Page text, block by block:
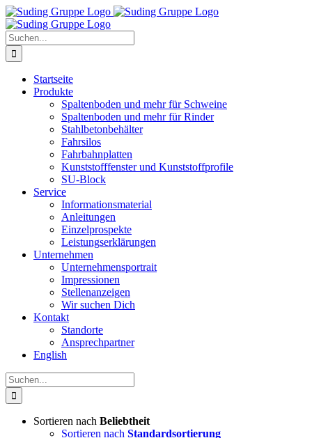
Zum
Inhalt
springen
Suche
nach:
Startseite
Produkte
Spaltenboden und mehr für Schweine
Spaltenboden und mehr für Rinder
Stahlbetonbehälter
Fahrsilos
Fahrbahnplatten
Kunststofffenster und Kunststoffprofile
SU-Block
Service
Informationsmaterial
Anleitungen
Einzelprospekte
Leistungserklärungen
Unternehmen
Unternehmensportrait
Impressionen
Stellenanzeigen
Wir suchen Dich
Kontakt
Standorte
Ansprechpartner
English
Suche
nach:
Sortieren nach Beliebtheit
Sortieren nach Standardsortierung